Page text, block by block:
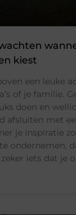
kiest
een leuke
of je familie.
doen en
afsluiten met
je inspiratie
ondernemen,
iets dat je